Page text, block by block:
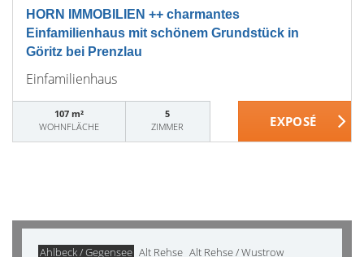
HORN IMMOBILIEN ++ charmantes
Einfamilienhaus mit schönem Grundstück in
Göritz bei Prenzlau
Einfamilienhaus
107 m²
WOHNFLÄCHE
5
ZIMMER
Ahlbeck / Gegensee Alt Rehse Alt Rehse / Wustrow